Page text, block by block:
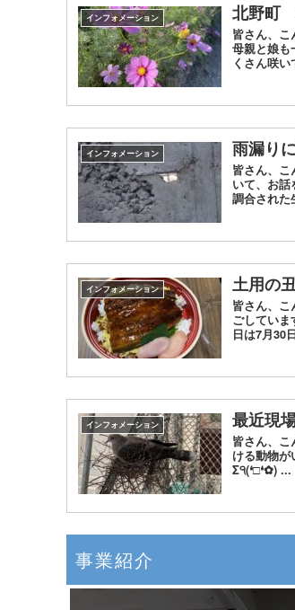
インフォメーション 北野町
皆さん、こ
母親と娘も
くさん咲
インフォメーション 雨漏り
皆さん、
いて、お
調合された
インフォメーション 土用の
皆さん、
ごしてい
日は7月30
インフォメーション 最近現
皆さん、
ける動物
Σ੧(❛□❛✿) ...
事業紹介